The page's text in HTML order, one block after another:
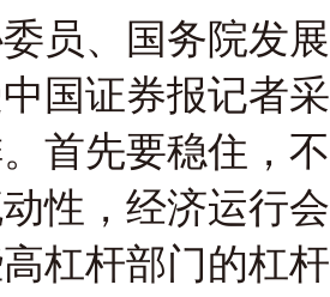
员、国务院发
国证券报记者
首先要稳住，
性，经济运行
杠杆部门的杠